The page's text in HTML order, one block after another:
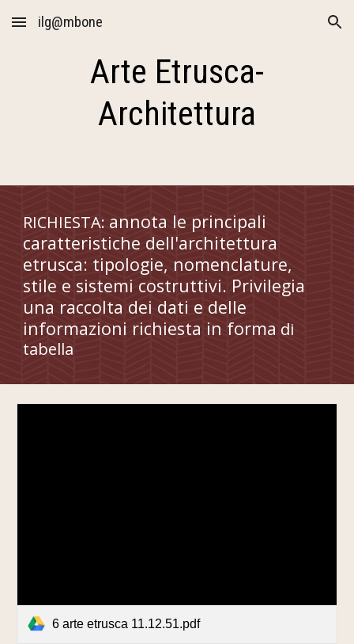
Skip to main content Skip to navigation
ilg@mbone
Arte Etrusca-
Architettura
RICHIESTA: annota le principali
caratteristiche dell'architettura
etrusca: tipologie, nomenclature,
stile e sistemi costruttivi. Privilegia
una raccolta dei dati e delle
informazioni richiesta in forma di
tabella
6 arte etrusca 11.12.51.pdf